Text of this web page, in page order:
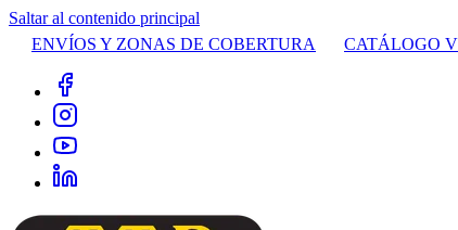
Saltar al contenido principal
ENVÍOS Y ZONAS DE COBERTURA
CATÁLOGO